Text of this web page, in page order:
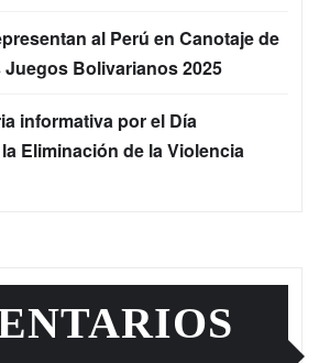
al Perú en Canotaje de
Bolivarianos 2025
informativa por el Día
Eliminación de la Violencia